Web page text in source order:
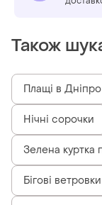
Також
Плащі в Дніпро
Нічні сорочки
Зелена куртка
Бігові